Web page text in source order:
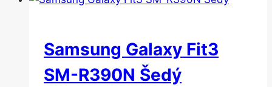
Samsung Galaxy Fit3
SM-R390N Šedý